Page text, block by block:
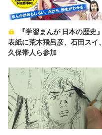
『学習まんが 日本の歴史』
表紙に荒木飛呂彦、石田スイ、
久保帯人ら参加